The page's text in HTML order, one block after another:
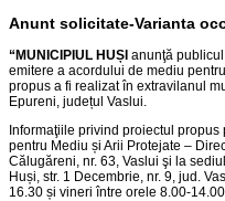
Anunt solicitate-Varianta
“MUNICIPIUL HUȘI anunţă
emitere a acordului de mediu
propus a fi realizat în extravilanul
Epureni, județul Vaslui.
Informaţiile privind proiectul
pentru Mediu și Arii Protejate –
Călugăreni, nr. 63, Vaslui şi la
Huși, str. 1 Decembrie, nr. 9, jud.
16.30 și vineri între orele 8.00-